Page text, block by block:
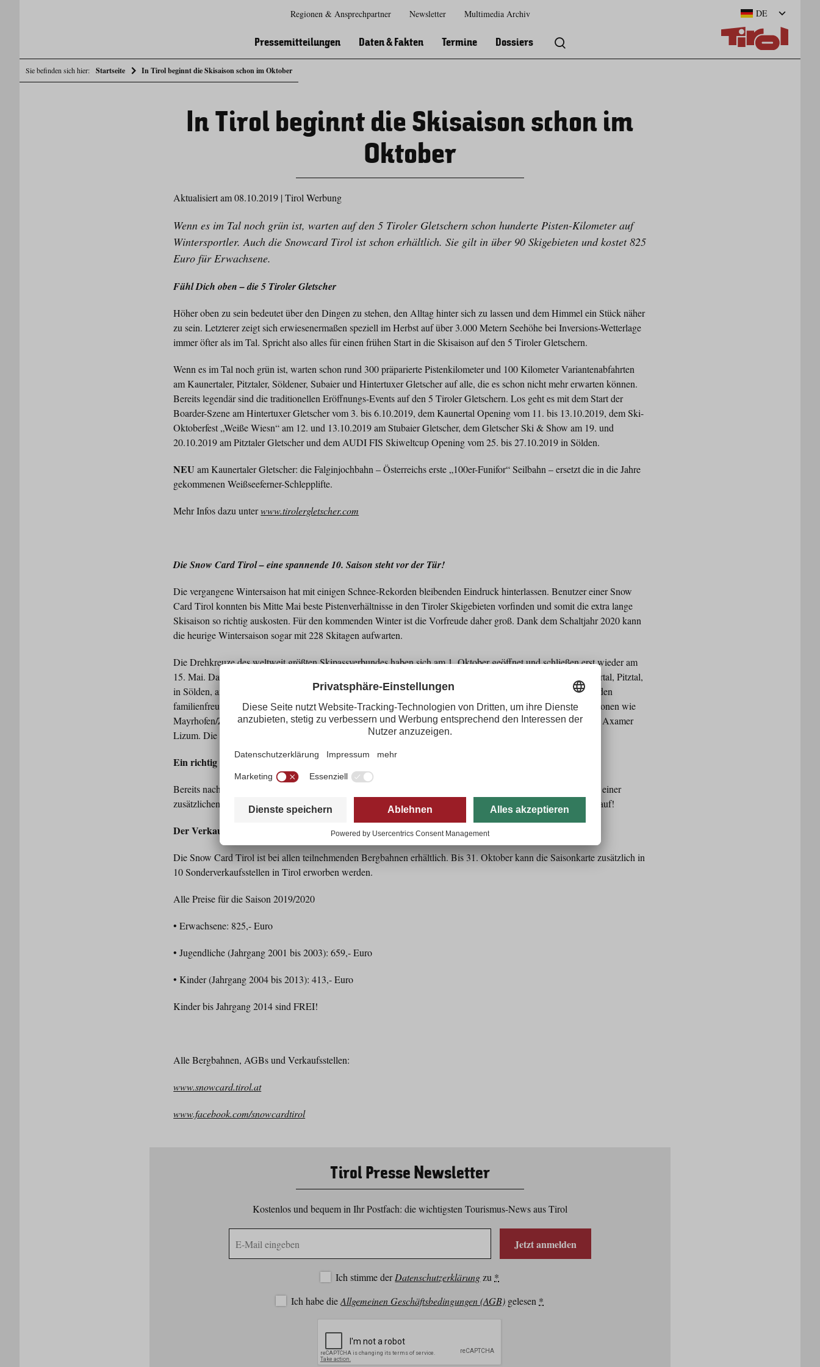
Sie befinden sich hier: Startseite In Tirol beginnt die Skisaison schon im Oktober
Zur
Zur
Zum
Zum
DE
Pressemitteilungen Daten & Fakten Termine Dossiers
Regionen & Ansprechpartner Newsletter Multimedia Archiv
In Tirol beginnt die Skisaison schon im
Oktober
Aktualisiert am 08.10.2019 |Tirol Werbung
Wenn es im Tal noch grün ist, warten auf den 5 Tiroler Gletschern schon hunderte Pisten-Kilometer auf
Wintersportler. Auch die Snowcard Tirol ist schon erhältlich. Sie gilt in über 90 Skigebieten und kostet 825
Euro für Erwachsene.
Fühl Dich oben – die 5 Tiroler Gletscher
Höher oben zu sein bedeutet über den Dingen zu stehen, den Alltag hinter sich zu lassen und dem Himmel ein Stück näher
zu sein. Letzterer zeigt sich erwiesenermaßen speziell im Herbst auf über 3.000 Metern Seehöhe bei Inversions-Wetterlage
immer öfter als im Tal. Spricht also alles für einen frühen Start in die Skisaison auf den 5 Tiroler Gletschern.
Wenn es im Tal noch grün ist, warten schon rund 300 präparierte Pistenkilometer und 100 Kilometer Variantenabfahrten
am Kaunertaler, Pitztaler, Söldener, Subaier und Hintertuxer Gletscher auf alle, die es schon nicht mehr erwarten können.
Bereits legendär sind die traditionellen Eröffnungs-Events auf den 5 Tiroler Gletschern. Los geht es mit dem Start der
Boarder-Szene am Hintertuxer Gletscher vom 3. bis 6.10.2019, dem Kaunertal Opening vom 11. bis 13.10.2019, dem Ski-
Oktoberfest „Weiße Wiesn“ am 12. und 13.10.2019 am Stubaier Gletscher, dem Gletscher Ski & Show am 19. und
20.10.2019 am Pitztaler Gletscher und dem AUDI FIS Skiweltcup Opening vom 25. bis 27.10.2019 in Sölden.
NEU am Kaunertaler Gletscher: die Falginjochbahn – Österreichs erste „100er-Funifor“ Seilbahn – ersetzt die in die Jahre
gekommenen Weißseeferner-Schlepplifte.
Mehr Infos dazu unterwww.tirolergletscher.com
Die Snow Card Tirol – eine spannende 10. Saison steht vor der Tür!
Die vergangene Wintersaison hat mit einigen Schnee-Rekorden bleibenden Eindruck hinterlassen. Benutzer einer Snow
Card Tirol konnten bis Mitte Mai beste Pistenverhältnisse in den Tiroler Skigebieten vorfinden und somit die extra lange
Skisaison so richtig auskosten. Für den kommenden Winter ist die Vorfreude daher groß. Dank dem Schaltjahr 2020 kann
die heurige Wintersaison sogar mit 228 Skitagen aufwarten.
Die Drehkreuze des weltweit größten Skipassverbundes haben sich am 1. Oktober geöffnet und schließen erst wieder am
15. Mai. Das sind ganze 7,5 Monate. Länger geht´s kaum. Die ersten Partygäste ziehen wie gewohnt im Kaunertal, Pitztal,
in Sölden, am Stubaier und Hintertuxer Gletscher ihre ersten Schwünge. Später folgt die Saisoneröffnungen in den
familienfreundlichen Gebieten wie Pillerseetal, Serfaus-Fiss-Ladis oder der Ehrwalder Alm, in sportlichen Regionen wie
Mayrhofen/Zillertal, Kitzbühel oder Ischgl/Galtür und in den „Geheimtipps“ wie Zahmer Kaiser, Lermoos oder Axamer
Lizum. Die extra lange Saison endet dann erst Mitte Mai 2020 – oder eben nach 228 Tagen.
Ein richtig guter Deal!
Bereits nach rund 15 Mal Skifahren hat sich die Snow Card Tirol gerechnet. Oder nach 10 Tagesausflügen und einer
zusätzlichen Woche im wohlverdienten Skiurlaub. Alle zusätzlichen Skitage in Tirol kommen als Extra oben drauf!
Der Verkauf beginnt jetzt!
Die Snow Card Tirol ist bei allen teilnehmenden Bergbahnen erhältlich. Bis 31. Oktober kann die Saisonkarte zusätzlich in
10 Sonderverkaufsstellen in Tirol erworben werden.
Alle Preise für die Saison 2019/2020
• Erwachsene: 825,- Euro
• Jugendliche (Jahrgang 2001 bis 2003): 659,- Euro
• Kinder (Jahrgang 2004 bis 2013): 413,- Euro
Kinder bis Jahrgang 2014 sind FREI!
Alle Bergbahnen, AGBs und Verkaufsstellen:
www.snowcard.tirol.at
www.facebook.com/snowcardtirol
Tirol Presse Newsletter
Kostenlos und bequem in Ihr Postfach: die wichtigsten Tourismus-News aus Tirol
Mail
Jetzt anmelden
Ich stimme derDatenschutzerklärung zu *
Ich habe dieAllgemeinen Geschäftsbedingungen (AGB) gelesen *